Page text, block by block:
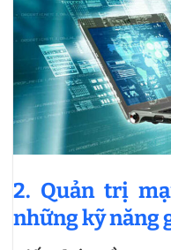
2. Quản trị
những kỹ năng